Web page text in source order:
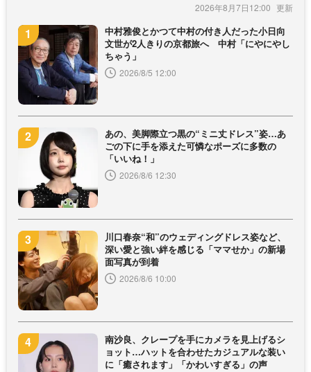
2026年8月7日12:00
中村雅俊とかつて中村の付き人だった小日向
文世が2人きりの京都旅へ 中村「にやにやし
ちゃう」
2026/8/5 12:00
あの、美脚際立つ黒の“ミニ丈ドレス”姿…あ
ごの下に手を添えた可憐なポーズに多数の
「いいね！」
2026/8/6 12:30
川口春奈“和”のウェディングドレス姿など、
深い愛と強い絆を感じる「ママせか」の新場
面写真が到着
2026/8/6 10:00
南沙良、クレープを手にカメラを見上げるシ
ョット…ハットを合わせたカジュアルな装い
に「癒されます」「かわいすぎる」の声